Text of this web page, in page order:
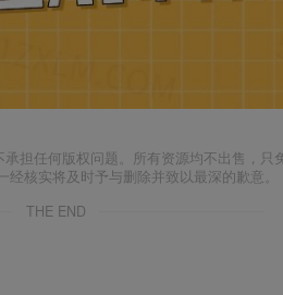
担任何版权问题。所有资源均不出售，只
核实将及时予与删除并致以最深的歉意。
THE END